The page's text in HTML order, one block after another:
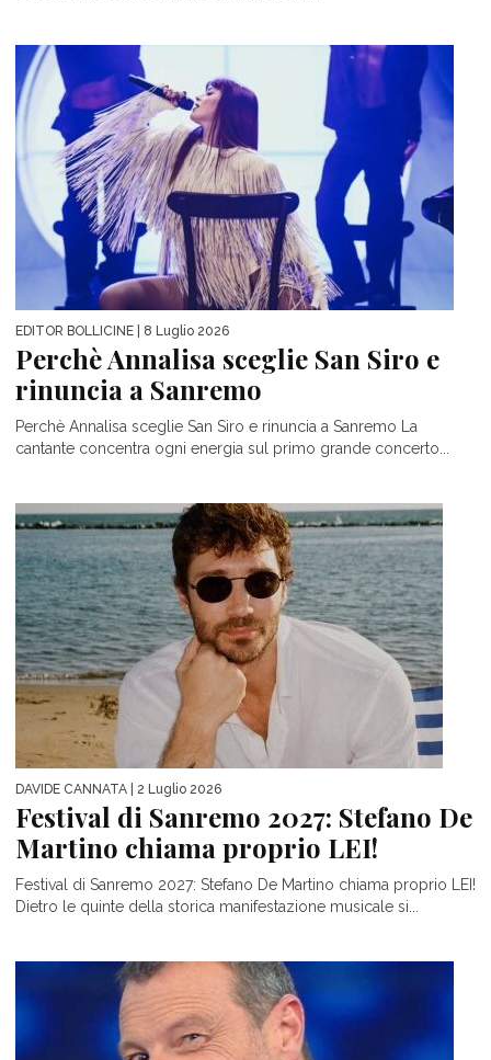
EDITOR BOLLICINE | 8 Luglio 2026
Perchè Annalisa sceglie San Siro e
rinuncia a Sanremo
Perchè Annalisa sceglie San Siro e rinuncia a Sanremo La
cantante concentra ogni energia sul primo grande concerto...
DAVIDE CANNATA | 2 Luglio 2026
Festival di Sanremo 2027: Stefano De
Martino chiama proprio LEI!
Festival di Sanremo 2027: Stefano De Martino chiama proprio LEI!
Dietro le quinte della storica manifestazione musicale si...